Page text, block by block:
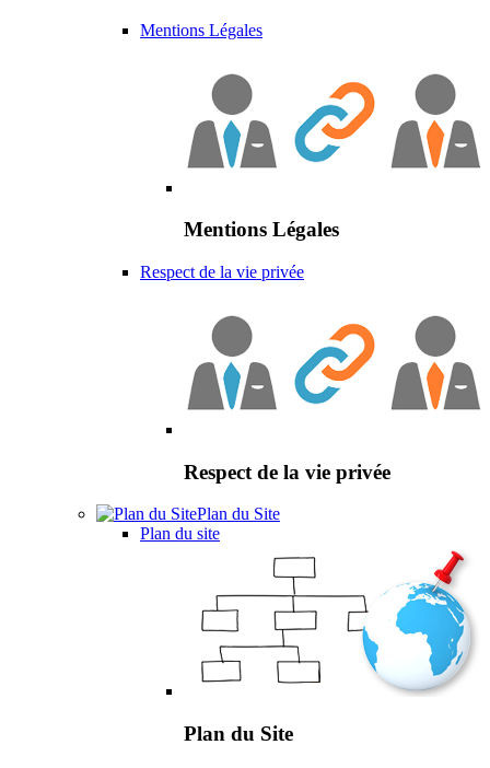
Mentions Légales
Mentions Légales
Respect de la vie privée
Respect de la vie privée
Plan du Site
Plan du site
Plan du Site